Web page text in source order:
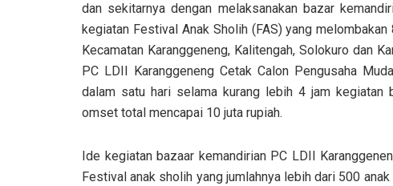
dan sekitarnya dengan melaksanakan bazar
kegiatan Festival Anak Sholih (FAS) yang
Kecamatan Karanggeneng, Kalitengah, Solokuro dan
PC LDII Karanggeneng Cetak Calon Pengusaha
dalam satu hari selama kurang lebih 4 jam kegiatan
omset total mencapai 10 juta rupiah.
Ide kegiatan bazaar kemandirian PC LDII
Festival anak sholih yang jumlahnya lebih dari 500